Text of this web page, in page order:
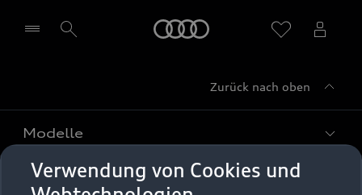
Zurück nach oben
Modelle
Alle Modelle
Kaufen & leasen
Verwendung von Cookies und